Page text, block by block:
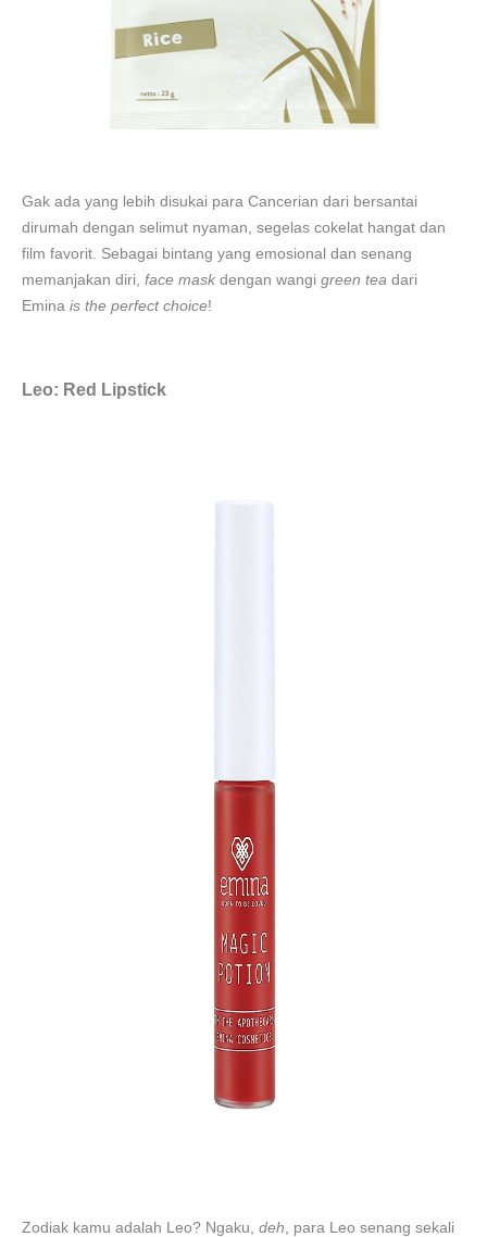
Gak ada yang lebih disukai para Cancerian dari bersantai
dirumah dengan selimut nyaman, segelas cokelat hangat dan
film favorit. Sebagai bintang yang emosional dan senang
memanjakan diri, face mask dengan wangi green tea dari
Emina is the perfect choice!
Leo: Red Lipstick
Zodiak kamu adalah Leo? Ngaku, deh , para Leo senang sekali